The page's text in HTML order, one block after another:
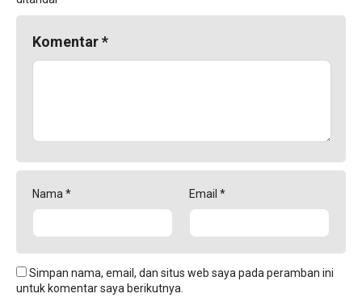
Komentar*
Nama * Email *
Simpan nama, email, dan situs web saya pada peramban ini
untuk komentar saya berikutnya.